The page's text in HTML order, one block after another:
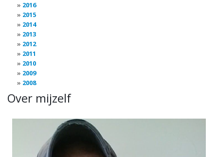
2016
2015
2014
2013
2012
2011
2010
2009
2008
Over mijzelf